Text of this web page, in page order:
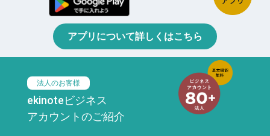
アプリについて詳しくはこちら
法人のお客様
ekinoteビジネス
アカウントのご紹介